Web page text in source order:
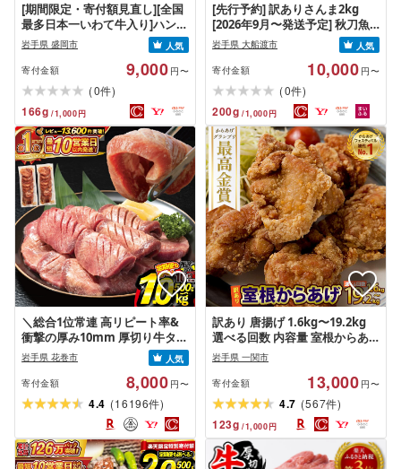
[期間限定・寄付額見直し][全国
最多日本一いわて牛入り]ハンバ
ーグ 1.5kg(150g×10個) いわて
牛 × 岩中豚 ハンバーグ 合挽き
合い挽き 黒毛和牛 人気 冷凍 個
包装 小分け 冷凍 牛肉 豚肉 和牛
ビーフ ポーク はんばーぐ 挽肉
お肉 ミンチ 肉 お弁当 hannba-
gu ランキング 1位 1万円以下 岩
手県 盛岡市 東北 岩手 盛岡
shikoku001k
岩手県 盛岡市
人気
寄付金額
9,000 円〜
(0件)
166g /1,000円
[先行予約] 訳ありさんま2kg
[2026年9月〜発送予定] 秋刀魚
さんま サンマ Sashimi FISH 魚
新鮮 ごはん 夕飯 おかず おつま
み 晩酌 米 丼 海産物 海鮮 魚介
魚介類 テレビ TV 放送 ニュース
番組 大船渡 大船渡市 三陸 被災
震災 火災 支援 応援 岩手県 国産
大船渡応援 [東北超歌手]
岩手県 大船渡市
人気
寄付金額
10,000 円〜
(0件)
200g /1,000円
＼総合1位常連 高リピート率&
衝撃の厚み10mm 厚切り牛タン
塩味/ ≪スピード発送!!10営業日
以内発送≫ 選べる内容量 500g /
1kg 定期便 毎月届く 牛肉 肉
BBQ ふるさと 人気 ランキング
岩手県 花巻市
岩手県 花巻市
人気
寄付金額
8,000 円〜
4.4 (16196件)
訳あり 唐揚げ 1.6kg〜19.2kg
選べる回数 内容量 室根からあ
げ から揚げ からあげ 冷凍 惣菜
お弁当 おかず 鶏肉 鶏もも 奥州
いわいどり レンジ 簡単 時短 家
ごはん 夏休み 昼食 業務用 国産
鶏 人気 定期便 ふるさと納税 送
料無料 オヤマ 岩手県 一関市
岩手県 一関市
寄付金額 13,000 円〜
4.7 (567件)
123g /1,000円